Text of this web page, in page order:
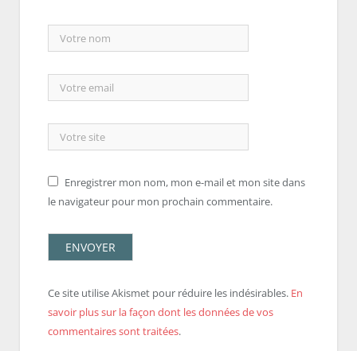
Enregistrer mon nom, mon e-mail et mon site dans
le navigateur pour mon prochain commentaire.
Ce site utilise Akismet pour réduire les indésirables. En
savoir plus sur la façon dont les données de vos
commentaires sont traitées.